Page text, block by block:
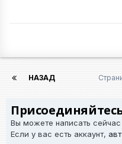
НАЗАД
Вы можете написать
Если у вас есть аккаунт,